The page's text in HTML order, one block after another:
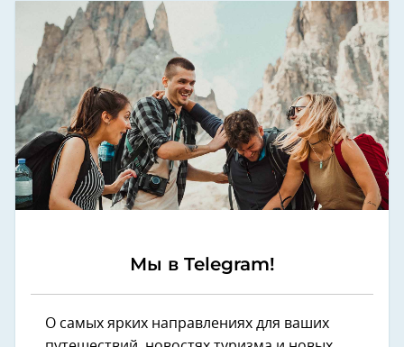
Мы в Telegram!
О самых ярких направлениях для ваших